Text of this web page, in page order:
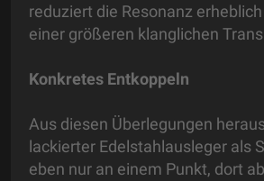
reduziert die Resonanz
einer größeren klanglichen
Konkretes Entkoppeln
Aus diesen Überlegungen
lackierter Edelstahlausleger als
eben nur an einem Punkt, dort